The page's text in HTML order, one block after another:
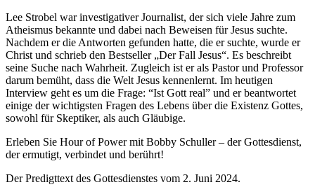
Lee Strobel war investigativer Journalist, der sich viele Jahre zum
Atheismus bekannte und dabei nach Beweisen für Jesus suchte.
Nachdem er die Antworten gefunden hatte, die er suchte, wurde er
Christ und schrieb den Bestseller „Der Fall Jesus“. Es beschreibt
seine Suche nach Wahrheit. Zugleich ist er als Pastor und Professor
darum bemüht, dass die Welt Jesus kennenlernt. Im heutigen
Interview geht es um die Frage: “Ist Gott real” und er beantwortet
einige der wichtigsten Fragen des Lebens über die Existenz Gottes,
sowohl für Skeptiker, als auch Gläubige.
Erleben Sie Hour of Power mit Bobby Schuller – der Gottesdienst,
der ermutigt, verbindet und berührt!
Der Predigttext des Gottesdienstes vom 2. Juni 2024.